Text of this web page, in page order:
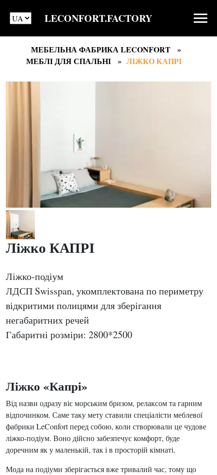
LECONFORT.FACTORY
МЕБЕЛЬНА ФАБРИКА LECONFORT
МЕБЛІ ДЛЯ СПАЛЬНІ
ЛІЖКО КАПРІ
Ліжко КАПРІ
Ліжко-подіум
ЛДСП Swisspan, укомплектована по периметру
відкритими полицями для зберігання
негабаритних речей
Габаритні розміри: 2800*2500
Ліжко «Капрі»
Від назви одразу віє морським бризом, релаксом та гарним
відпочинком. Саме таку мету ставили спеціалісти меблевої
фабрики LeConfort перед собою, коли створювали це чудове
ліжко-подіум. Воно дійсно забезпечує комфорт, буде
доречним як у маленькій, так і в просторій кімнаті.
Мода на подіуми зберігається вже тривалий час, тому що